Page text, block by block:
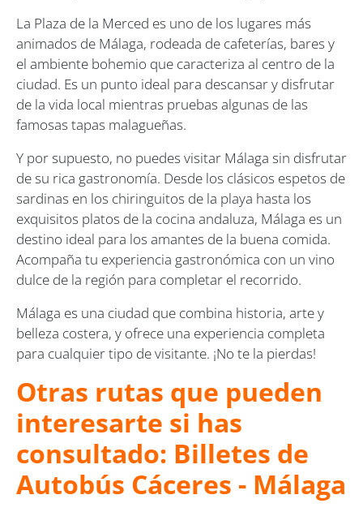
La Plaza de la Merced es uno de los lugares más
animados de Málaga, rodeada de cafeterías, bares y
el ambiente bohemio que caracteriza al centro de la
ciudad. Es un punto ideal para descansar y disfrutar
de la vida local mientras pruebas algunas de las
famosas tapas malagueñas.
Y por supuesto, no puedes visitar Málaga sin disfrutar
de su rica gastronomía. Desde los clásicos espetos de
sardinas en los chiringuitos de la playa hasta los
exquisitos platos de la cocina andaluza, Málaga es un
destino ideal para los amantes de la buena comida.
Acompaña tu experiencia gastronómica con un vino
dulce de la región para completar el recorrido.
Málaga es una ciudad que combina historia, arte y
belleza costera, y ofrece una experiencia completa
para cualquier tipo de visitante. ¡No te la pierdas!
Otras rutas que pueden
interesarte si has
consultado: Billetes de
Autobús Cáceres - Málaga